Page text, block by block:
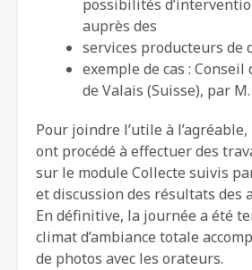
possibilités
auprès des
services producteurs de
exemple de cas : Conseil
de Valais (Suisse), par
Pour joindre l’utile à
ont procédé à effectuer des
sur le module Collecte suivis
et discussion des résultats des
En définitive, la journée a été
climat d’ambiance totale
de photos avec les orateurs.